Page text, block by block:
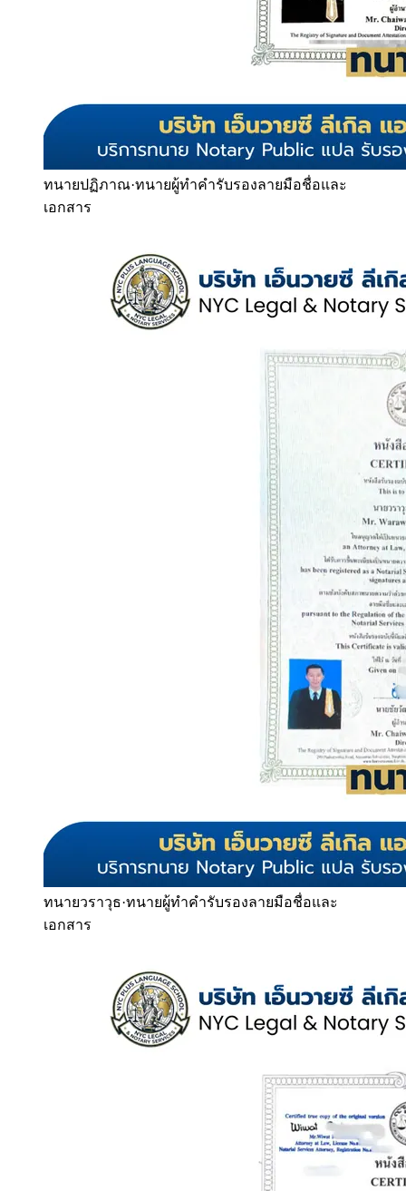
ทนายปฏิภาณ·ทนายผู้ทำคำรับรองลายมือชื่อและ
เอกสาร
ทนายวราวุธ·ทนายผู้ทำคำรับรองลายมือชื่อและ
เอกสาร